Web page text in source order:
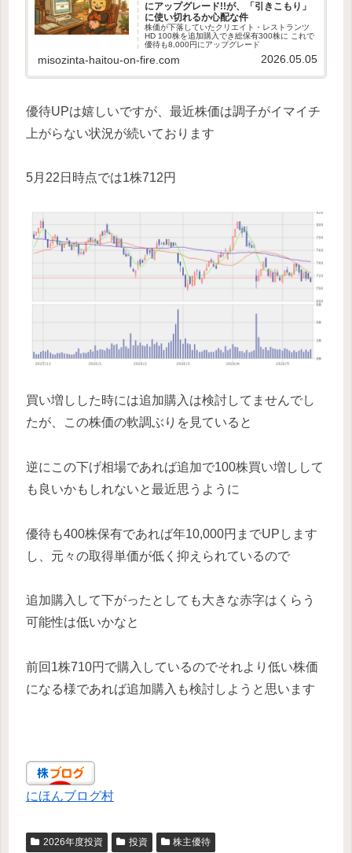
にアップグレード!!が、「引きこもり」
に使い切れるか心配な件
株価が下落していたクリエイト・レストランツ
HD 100株を追加購入でき総保有300株に これで
優待も8,000円にアップグレード
misozinta-haitou-on-fire.com 2026.05.05
優待UPは嬉しいですが、最近株価は調子がイマイチ
上がらない状況が続いております
5月22日時点では1株712円
買い増しした時には追加購入は検討してませんでし
たが、この株価の軟調ぶりを見ていると
逆にこの下げ相場であれば追加で100株買い増しして
も良いかもしれないと最近思うように
優待も400株保有であれば年10,000円までUPします
し、元々の取得単価が低く抑えられているので
追加購入して下がったとしても大きな赤字はくらう
可能性は低いかなと
前回1株710円で購入しているのでそれより低い株価
になる様であれば追加購入も検討しようと思います
にほんブログ村
2026年度投資 投資 株主優待